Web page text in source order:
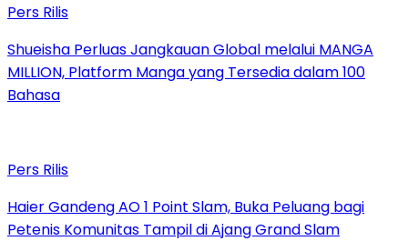
Pers Rilis
Shueisha Perluas Jangkauan Global melalui MANGA
MILLION, Platform Manga yang Tersedia dalam 100
Bahasa
Pers Rilis
Haier Gandeng AO 1 Point Slam, Buka Peluang bagi
Petenis Komunitas Tampil di Ajang Grand Slam